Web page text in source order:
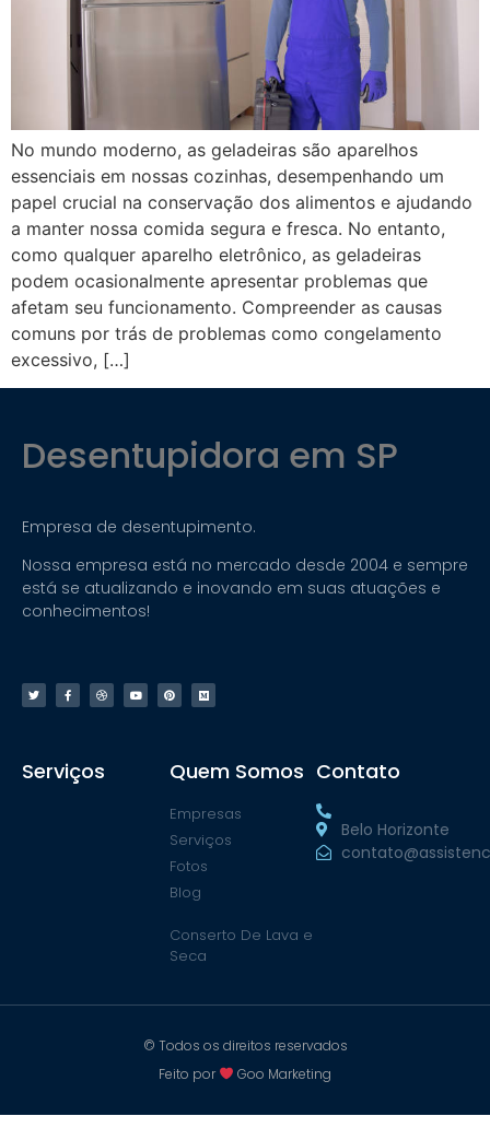
No mundo moderno, as geladeiras são aparelhos
essenciais em nossas cozinhas, desempenhando um
papel crucial na conservação dos alimentos e ajudando
a manter nossa comida segura e fresca. No entanto,
como qualquer aparelho eletrônico, as geladeiras
podem ocasionalmente apresentar problemas que
afetam seu funcionamento. Compreender as causas
comuns por trás de problemas como congelamento
excessivo, […]
Desentupidora em SP
Empresa de desentupimento.
Nossa empresa está no mercado desde 2004 e sempre
está se atualizando e inovando em suas atuações e
conhecimentos!
Serviços Quem Somos
Empresas
Serviços
Fotos
Blog
Conserto De Lava e
Seca
Contato
Belo Horizonte
© Todos os direitos reservados
Feito por
Goo Marketing